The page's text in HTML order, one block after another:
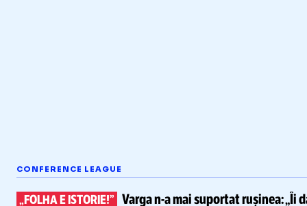
CONFERENCE LEAGUE
„FOLHA E ISTORIE!” Vargan-amai suportat rușinea:„Îi